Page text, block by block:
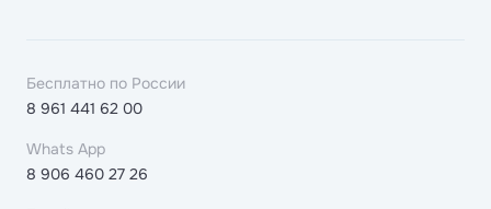
Бесплатно по России
8 961 441 62 00
Whats App
8 906 460 27 26